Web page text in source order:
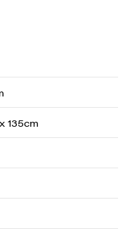
135cm